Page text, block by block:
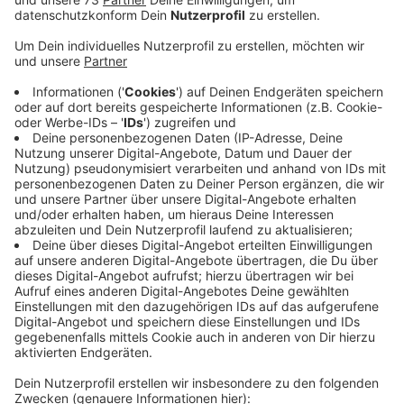
Veröffentlicht:Dienstag, 13.02.2024 07:10
Anzeige
Strecken auf Wiederinbetriebnahme geprüft
Anzeige
Mitte des Jahres soll es neue Informationen zur
möglichen Wiederinbetriebnahme der Strecke
Bocholt–Borken–Coesfeld geben. Auch bei der Zug-
Verbindung Gronau–Bad Bentheim und Borken–
Stadtlohn–Ahaus sind Studien in Arbeit. Außerdem soll
die Strecke zwischen Coesfeld und Gronau langfristig
ausgebaut werden, so dass die Züge ab 2040 im Halb-
Stunden-Takt fahren können.